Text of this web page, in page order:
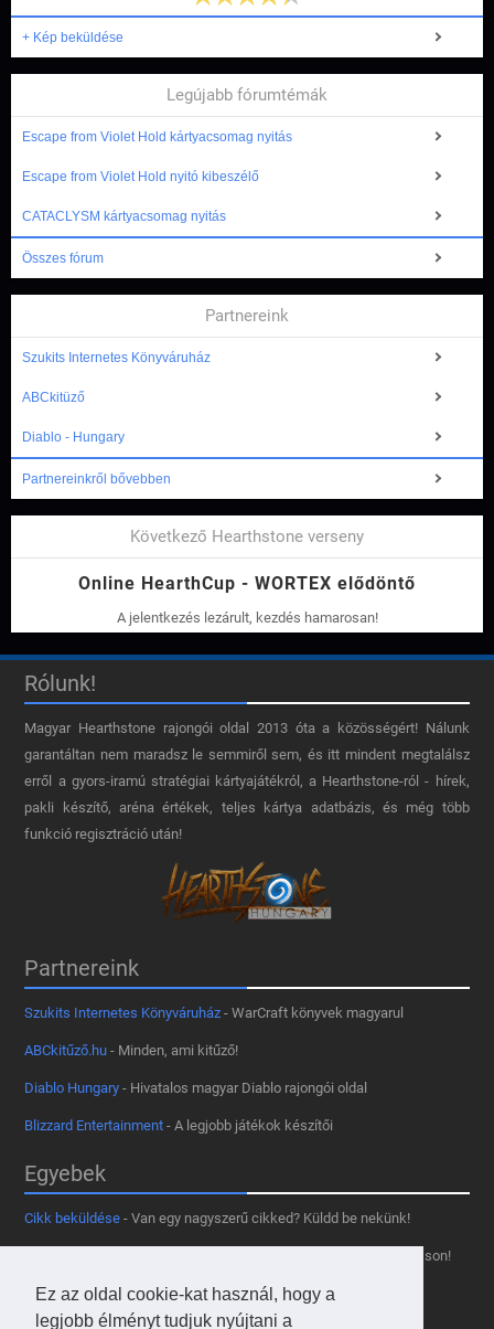
Ez az oldal cookie-kat használ, hogy a
legjobb élményt tudjuk nyújtani a
+ Kép beküldése
Legújabb fórumtémák
Escape from Violet Hold kártyacsomag nyitás
Escape from Violet Hold nyitó kibeszélő
CATACLYSM kártyacsomag nyitás
Összes fórum
Partnereink
Szukits Internetes Könyváruház
ABCkitüző
Diablo - Hungary
Partnereinkről bővebben
Következő Hearthstone verseny
Online HearthCup - WORTEX elődöntő
A jelentkezés lezárult, kezdés hamarosan!
Rólunk!
Magyar Hearthstone​ rajongói oldal 2013 óta a közösségért! Nálunk
garantáltan nem maradsz le semmiről sem, és itt mindent megtalálsz
erről a gyors-iramú stratégiai kártyajátékról, a Hearthstone-ról - hírek,
pakli készítő, aréna értékek, teljes kártya adatbázis, és még több
funkció regisztráció után!
Partnereink
Szukits Internetes Könyváruház - WarCraft könyvek magyarul
ABCkitűző.hu - Minden, ami kitűző!
Diablo Hungary - Hivatalos magyar Diablo rajongói oldal
Blizzard Entertainment - A legjobb játékok készítői
Egyebek
Cikk beküldése - Van egy nagyszerű cikked? Küldd be nekünk!
- Tetszik az oldal? Segíts, hogy fennmaradhasson!
Kapcsolat, médiaajánlat- Lépj velünk kapcsolatba!